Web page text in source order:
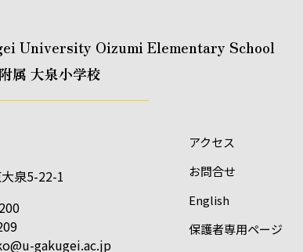
University Oizumi Elementary School
属 大泉小学校
泉5-22-1
gakugei.ac.jp
アクセス
お問合せ
English
保護者専用ページ